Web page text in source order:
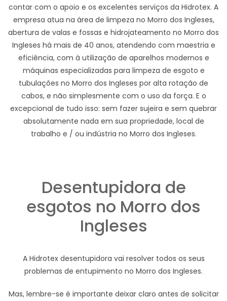
contar com o apoio e os excelentes serviços da Hidrotex. A
empresa atua na área de limpeza no Morro dos Ingleses,
abertura de valas e fossas e hidrojateamento no Morro dos
Ingleses há mais de 40 anos, atendendo com maestria e
eficiência, com à utilização de aparelhos modernos e
máquinas especializadas para limpeza de esgoto e
tubulações no Morro dos Ingleses por alta rotação de
cabos, e não simplesmente com o uso da força. E o
excepcional de tudo isso: sem fazer sujeira e sem quebrar
absolutamente nada em sua propriedade, local de
trabalho e / ou indústria no Morro dos Ingleses.
Desentupidora de
esgotos no Morro dos
Ingleses
A Hidrotex desentupidora vai resolver todos os seus
problemas de entupimento no Morro dos Ingleses.
Mas, lembre-se é importante deixar claro antes de solicitar